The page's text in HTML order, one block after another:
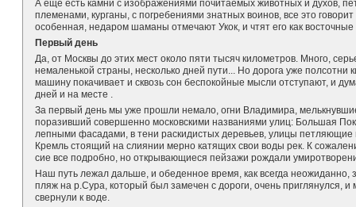
А еще есть камни с изображениями почитаемых животных и духов,
племенами, курганы, с погребениями знатных воинов, все это
особенная, недаром шаманы отмечают Укок, и чтят его как
Первый день
Да, от Москвы до этих мест около пяти тысяч километров. Много,
немаленькой страны, несколько дней пути... Но дорога уже полсотни
машину покачивает и сквозь сон беспокойные мысли отступают, и
дней и на месте .
За первый день мы уже прошли немало, огни Владимира,
поразивший совершенно московскими названиями улиц: Большая
лепными фасадами, в тени раскидистых деревьев, улицы петляющие
Кремль стоящий на слиянии мерно катящих свои воды рек. К
сие все подробно, но открывающиеся пейзажи рождали
Наш путь лежал дальше, и обеденное время, как всегда неожиданно,
пляж на р.Сура, который был замечен с дороги, очень приглянулся,
свернули к воде.